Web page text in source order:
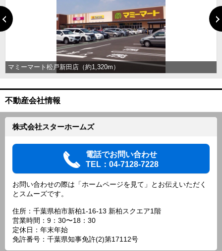
マミーマート松戸新田店（約1,320m）
不動産会社情報
株式会社スターホームズ
電話でお問い合わせ
TEL：04-7128-7228
お問い合わせの際は「ホームページを見て」とお伝えいただく
とスムーズです。
住所：千葉県柏市新柏1-16-13 新柏スクエア1階
営業時間：9：30〜18：30
定休日：年末年始
免許番号：千葉県知事免許(2)第17112号